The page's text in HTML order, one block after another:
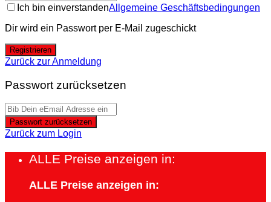
Ich bin einverstandenAllgemeine Geschäftsbedingungen
Dir wird ein Passwort per E-Mail zugeschickt
Registrieren
Zurück zur Anmeldung
Passwort zurücksetzen
Passwort zurücksetzen
Zurück zum Login
ALLE Preise anzeigen in:
ALLE Preise anzeigen in: